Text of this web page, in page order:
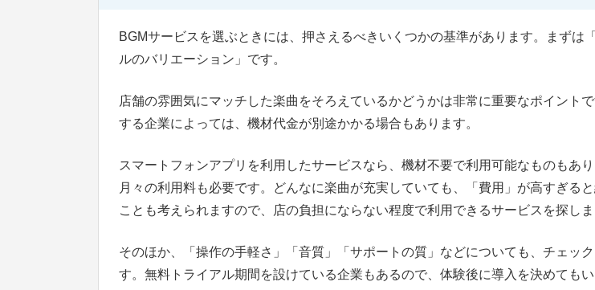
BGMサービスを選ぶときには、押さえるべきいくつかの基準があります。まずは
ルのバリエーション」です。
店舗の雰囲気にマッチした楽曲をそろえているかどうかは非常に重要なポイント
する企業によっては、機材代金が別途かかる場合もあります。
スマートフォンアプリを利用したサービスなら、機材不要で利用可能なものもあり
月々の利用料も必要です。どんなに楽曲が充実していても、「費用」が高すぎる
ことも考えられますので、店の負担にならない程度で利用できるサービスを探しま
そのほか、「操作の手軽さ」「音質」「サポートの質」などについても、チェッ
す。無料トライアル期間を設けている企業もあるので、体験後に導入を決めても